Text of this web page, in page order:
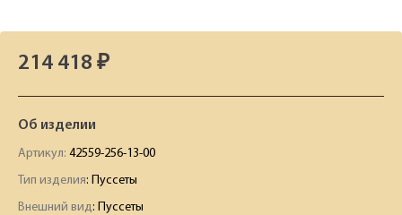
214 418 ₽
Об изделии
Артикул: 42559-256-13-00
Тип изделия: Пуссеты
Внешний вид: Пуссеты